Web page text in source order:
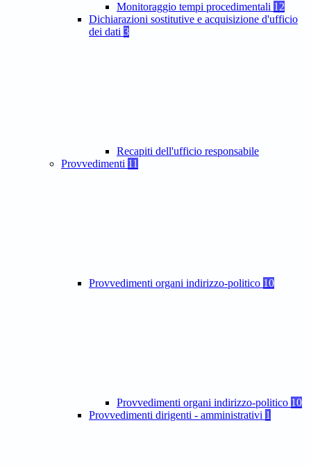
Monitoraggio tempi procedimentali 12
Dichiarazioni sostitutive e acquisizione d'ufficio
dei dati 3
Recapiti dell'ufficio responsabile
Provvedimenti 11
Provvedimenti organi indirizzo-politico 10
Provvedimenti organi indirizzo-politico 10
Provvedimenti dirigenti - amministrativi 1